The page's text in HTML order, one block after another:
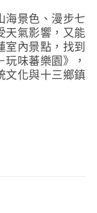
天氣影響，又能
室內景點，找到
味蕃樂園》，
文化與十三鄉鎮